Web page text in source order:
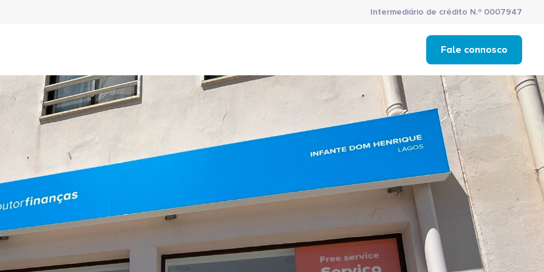
Intermediário de crédito N.º 0007947
Fale connosco
caso.